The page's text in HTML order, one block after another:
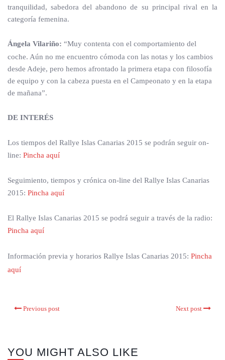
tranquilidad, sabedora del abandono de su principal rival en la
categoría femenina.
Ángela Vilariño: “Muy contenta con el comportamiento del
coche. Aún no me encuentro cómoda con las notas y los cambios
desde Adeje, pero hemos afrontado la primera etapa con filosofía
de equipo y con la cabeza puesta en el Campeonato y en la etapa
de mañana”.
DE INTERÉS
Los tiempos del Rallye Islas Canarias 2015 se podrán seguir on-
line: Pincha aquí
Seguimiento, tiempos y crónica on-line del Rallye Islas Canarias
2015: Pincha aquí
El Rallye Islas Canarias 2015 se podrá seguir a través de la radio:
Pincha aquí
Información previa y horarios Rallye Islas Canarias 2015: Pincha
aquí
Previous post Next post
YOU MIGHT ALSO LIKE